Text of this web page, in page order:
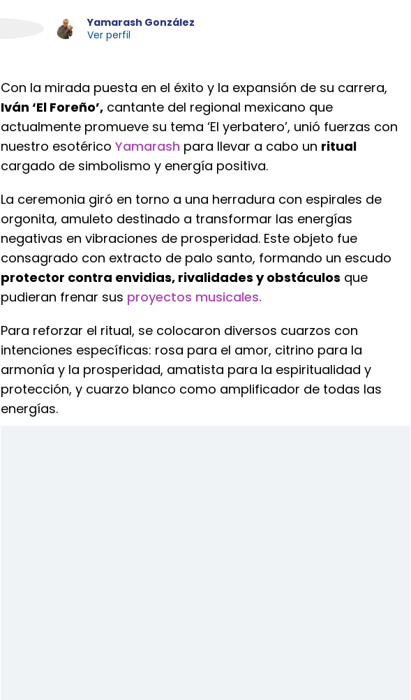
Yamarash González
Ver perfil
Con la mirada puesta en el éxito y la expansión de su carrera,
Iván ‘El Foreño’, cantante del regional mexicano que
actualmente promueve su tema ‘El yerbatero’, unió fuerzas con
nuestro esotérico Yamarash para llevar a cabo un ritual
cargado de simbolismo y energía positiva.
La ceremonia giró en torno a una herradura con espirales de
orgonita, amuleto destinado a transformar las energías
negativas en vibraciones de prosperidad. Este objeto fue
consagrado con extracto de palo santo, formando un escudo
protector contra envidias, rivalidades y obstáculos que
pudieran frenar sus proyectos musicales.
Para reforzar el ritual, se colocaron diversos cuarzos con
intenciones específicas: rosa para el amor, citrino para la
armonía y la prosperidad, amatista para la espiritualidad y
protección, y cuarzo blanco como amplificador de todas las
energías.